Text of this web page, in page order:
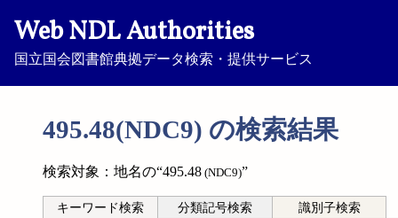
Web NDL Authorities
国立国会図書館典拠データ検索・提供サービス
495.48(NDC9) の検索結果
検索対象：地名の“495.48 (NDC9)”
キーワード検索 分類記号検索 識別子検索